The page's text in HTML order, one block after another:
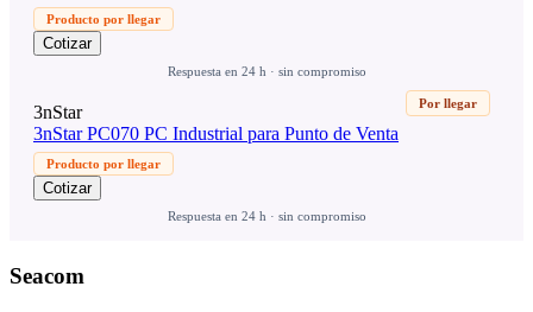
Producto por llegar
Cotizar
Respuesta en 24 h · sin compromiso
Por llegar
3nStar
3nStar PC070 PC Industrial para Punto de Venta
Producto por llegar
Cotizar
Respuesta en 24 h · sin compromiso
Seacom